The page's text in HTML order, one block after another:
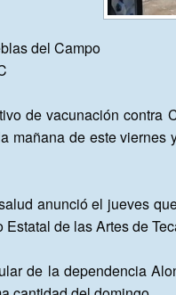
del Campo
de vacunación contra
mañana de este
anunció el jueves
Estatal de las Artes de
de la dependencia